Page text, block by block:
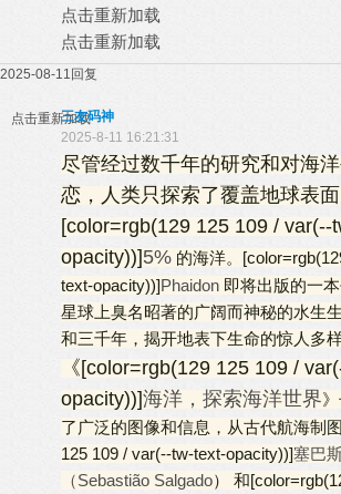
点击重新加载
点击重新加载
2025-08-11 回复
点击重新加载
三友码神
2025-8-11 16:21:31
尽管经过数千年的研究和对海
恋，人类只探索了覆盖地球表
[color=rgb(129 125 109 / var(--
opacity))]5% 的海洋。
text-opacity))]Phaidon 即将出版的一
星球上臭名昭著的广阔而神秘的水生
和三千年，揭开地表下生命的惊人多样
《[color=rgb(129 125 109 /
opacity))]海洋，探索海洋世界
了广泛的图像和信息，从古代航海制
125 109 / var(--tw-text-opacity))]塞巴
（Sebastião Salgado） 和